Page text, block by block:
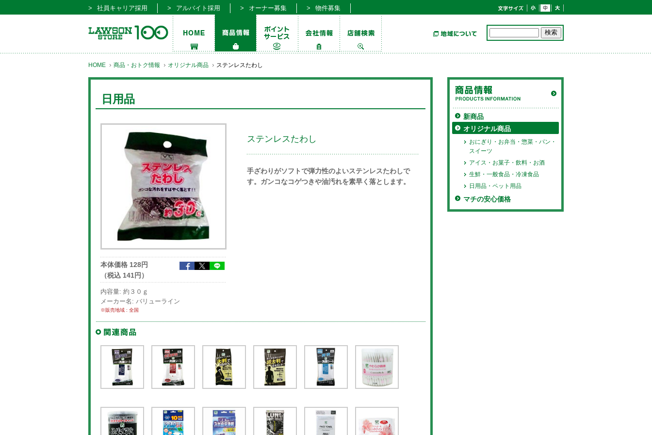
社員キャリア採用 アルバイト採用 オーナー募集 物件募集
HOME 商品・おトク情報 オリジナル商品 ステンレスたわし
日用品
ステンレスたわし
手ざわりがソフトで弾力性のよいステンレスたわしで
す。ガンコなコゲつきや油汚れを素早く落とします。
本体価格 128円
（税込 141円）
内容量: 約３０ｇ
メーカー名: バリューライン
※販売地域 : 全国
新商品
オリジナル商品
おにぎり・お弁当・惣菜・パン・
スイーツ
アイス・お菓子・飲料・お酒
生鮮・一般食品・冷凍食品
日用品・ペット用品
マチの安心価格